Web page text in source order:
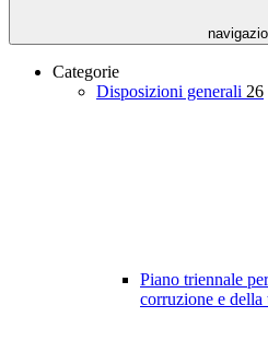
Categorie
Disposizioni generali 26
Piano triennale
corruzione e della